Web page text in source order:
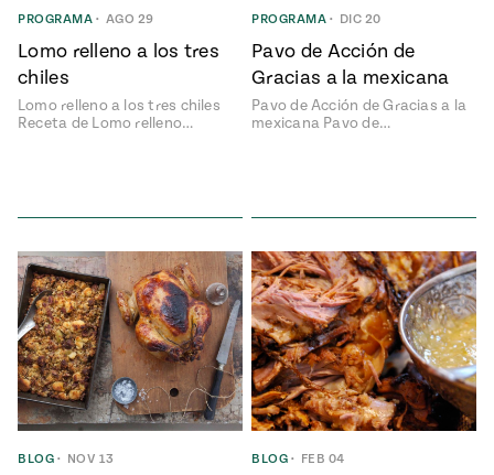
elote
Verano
a la
Parrilla
al
máximo
la
temporada
de maíz
Pati’s
Mexican
Table
1409:
en Mi
Pati's
Mexican
Table
Pati Jinich
Explores
Panamericana
sabores de
de la
PROGRAMA • AGO 29
Lomo relleno a los tres
chiles
Lomo relleno a los tres chiles
Receta de Lomo relleno…
PROGRAMA • DIC 20
Pavo de Acción de
Gracias a la mexicana
Pavo de Acción de Gracias a la
mexicana Pavo de…
BLOG • NOV 13 BLOG • FEB 04